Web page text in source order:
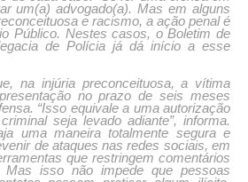
um(a) advogado(a). Mas em alguns
e racismo, a ação penal é
Público. Nestes casos, o Boletim de
de Polícia já dá início a esse
na injúria preconceituosa, a vítima
no prazo de seis meses
“Isso equivale a uma autorização
seja levado adiante”, informa.
uma maneira totalmente segura e
de ataques nas redes sociais, em
que restringem comentários
Mas isso não impede que pessoas